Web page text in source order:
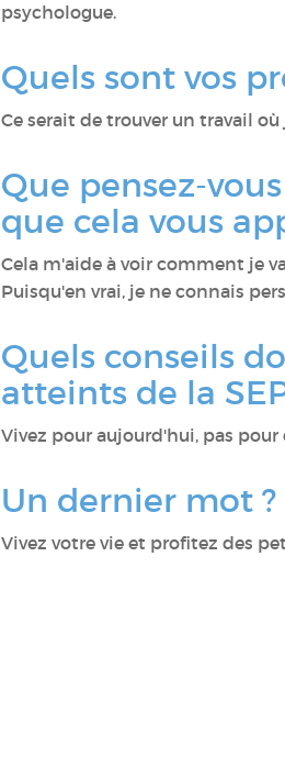
psychologue.
Quels sont vos
Ce serait de trouver un travail
Que pensez-
que cela vous
Cela m'aide à voir comment je
Puisqu'en vrai, je ne connais
Quels conseils
atteints de la
Vivez pour aujourd'hui, pas
Un dernier mot ?
Vivez votre vie et profitez des